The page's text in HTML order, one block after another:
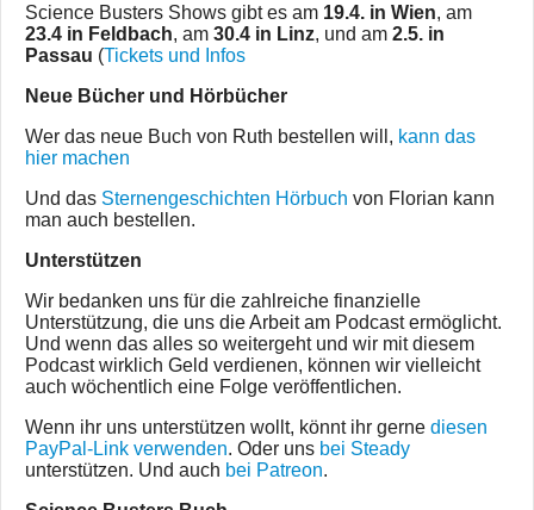
Science Busters Shows gibt es am 19.4. in Wien, am
23.4 in Feldbach, am 30.4 in Linz, und am 2.5. in
Passau (Tickets und Infos
Neue Bücher und Hörbücher
Wer das neue Buch von Ruth bestellen will, kann das
hier machen
Und das Sternengeschichten Hörbuch von Florian kann
man auch bestellen.
Unterstützen
Wir bedanken uns für die zahlreiche finanzielle
Unterstützung, die uns die Arbeit am Podcast ermöglicht.
Und wenn das alles so weitergeht und wir mit diesem
Podcast wirklich Geld verdienen, können wir vielleicht
auch wöchentlich eine Folge veröffentlichen.
Wenn ihr uns unterstützen wollt, könnt ihr gerne diesen
PayPal-Link verwenden. Oder uns bei Steady
unterstützen. Und auch bei Patreon.